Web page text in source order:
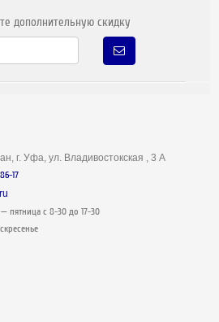
дополнительную скидку
г. Уфа, ул. Владивостокская , 3 А
17
пятница c 8-30 до 17-30